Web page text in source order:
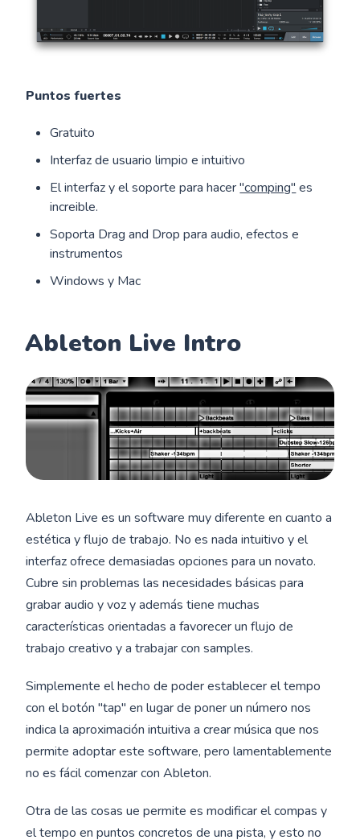
Puntos fuertes
Gratuito
Interfaz de usuario limpio e intuitivo
El interfaz y el soporte para hacer"comping" es
increible.
Soporta Drag and Drop para audio, efectos e
instrumentos
Windows y Mac
Ableton Live Intro
Ableton Live es un software muy diferente en cuanto a
estética y flujo de trabajo. No es nada intuitivo y el
interfaz ofrece demasiadas opciones para un novato.
Cubre sin problemas las necesidades básicas para
grabar audio y voz y además tiene muchas
características orientadas a favorecer un flujo de
trabajo creativo y a trabajar con samples.
Simplemente el hecho de poder establecer el tempo
con el botón "tap" en lugar de poner un número nos
indica la aproximación intuitiva a crear música que nos
permite adoptar este software, pero lamentablemente
no es fácil comenzar con Ableton.
Otra de las cosas ue permite es modificar el compas y
el tempo en puntos concretos de una pista, y esto no